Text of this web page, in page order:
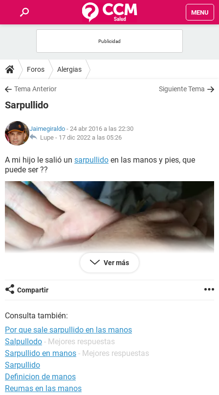
MENU
FOROS
SALUD
FAMILIA
NUTRICIÓN
BIENESTAR
SEXUALIDAD
GLOSARIO
Foros Alergias
Tema Anterior Siguiente Tema
Sarpullido
Jaimegiraldo - 24 abr 2016 a las 22:30
Lupe - 17 dic 2022 a las 05:26
A mi hijo le salió un sarpullido en las manos y pies, que
puede ser ??
Ver más
Compartir
Consulta también:
Por que sale sarpullido en las manos
Salpullodo - Mejores respuestas
Sarpullido en manos - Mejores respuestas
Sarpullido
Definicion de manos
Reumas en las manos